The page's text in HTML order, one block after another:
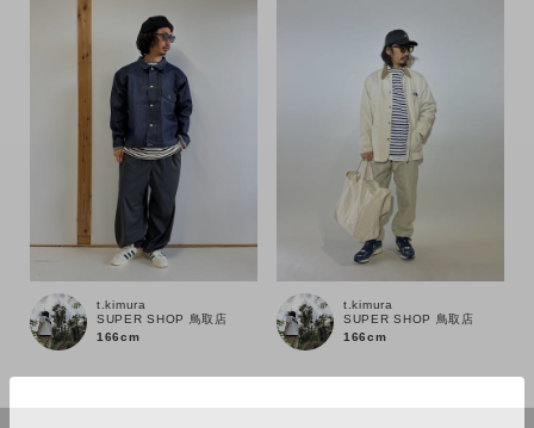
t.kimura
SUPER SHOP 鳥取店
166cm
t.kimura
SUPER SHOP 鳥取店
166cm